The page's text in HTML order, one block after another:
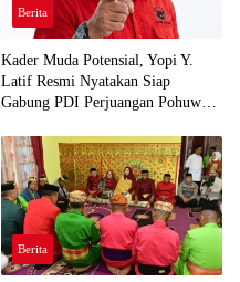
Berita
Kader Muda Potensial, Yopi Y.
Latif Resmi Nyatakan Siap
Gabung PDI Perjuangan Pohuwato
Berita